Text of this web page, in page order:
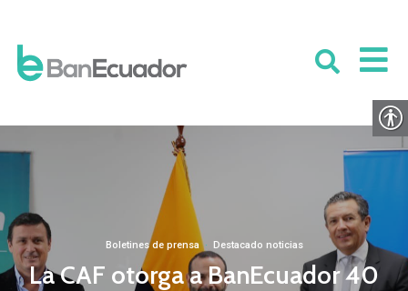
Boletines de prensa· Destacado noticias
La CAF otorga a BanEcuador 40